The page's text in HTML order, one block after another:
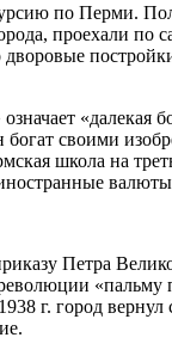
по Перми.
проехали
«далекая
своими
школа на
Петра
город вернул